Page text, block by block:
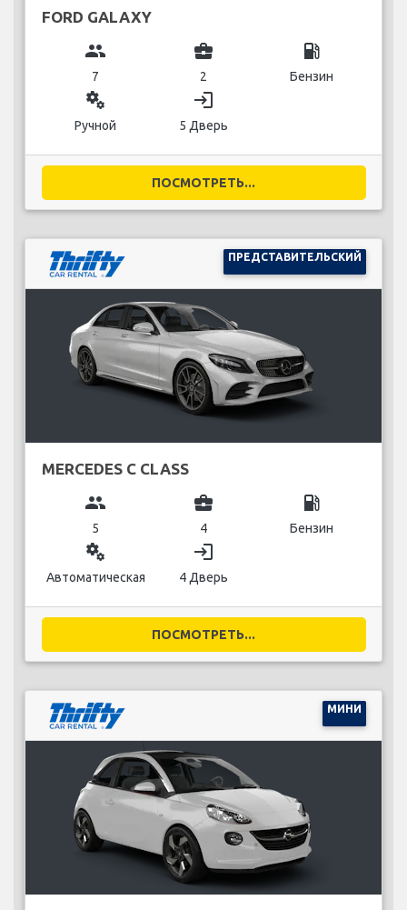
FORD GALAXY
group
7
business_center
2
local_gas_station
Бензин
miscellaneous_services
Ручной
login
5 Дверь
ПОСМОТРЕТЬ...
ПРЕДСТАВИТЕЛЬСКИЙ
MERCEDES C CLASS
group
5
business_center
4
local_gas_station
Бензин
miscellaneous_services
Автоматическая
login
4 Дверь
ПОСМОТРЕТЬ...
МИНИ